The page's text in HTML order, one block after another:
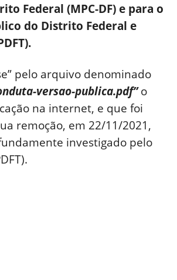
Federal (MPC-DF) e para o
do Distrito Federal e
pelo arquivo denominado
versao-publica.pdf”o
na internet, e que foi
remoção, em 22/11/2021,
investigado pelo